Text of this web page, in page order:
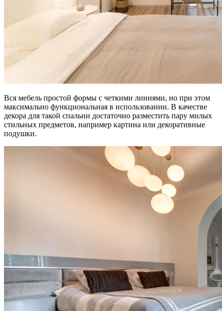
Вся мебель простой формы с четкими линиями, но при этом
максимально функциональная в использовании. В качестве
декора для такой спальни достаточно разместить пару милых
стильных предметов, например картина или декоративные
подушки.